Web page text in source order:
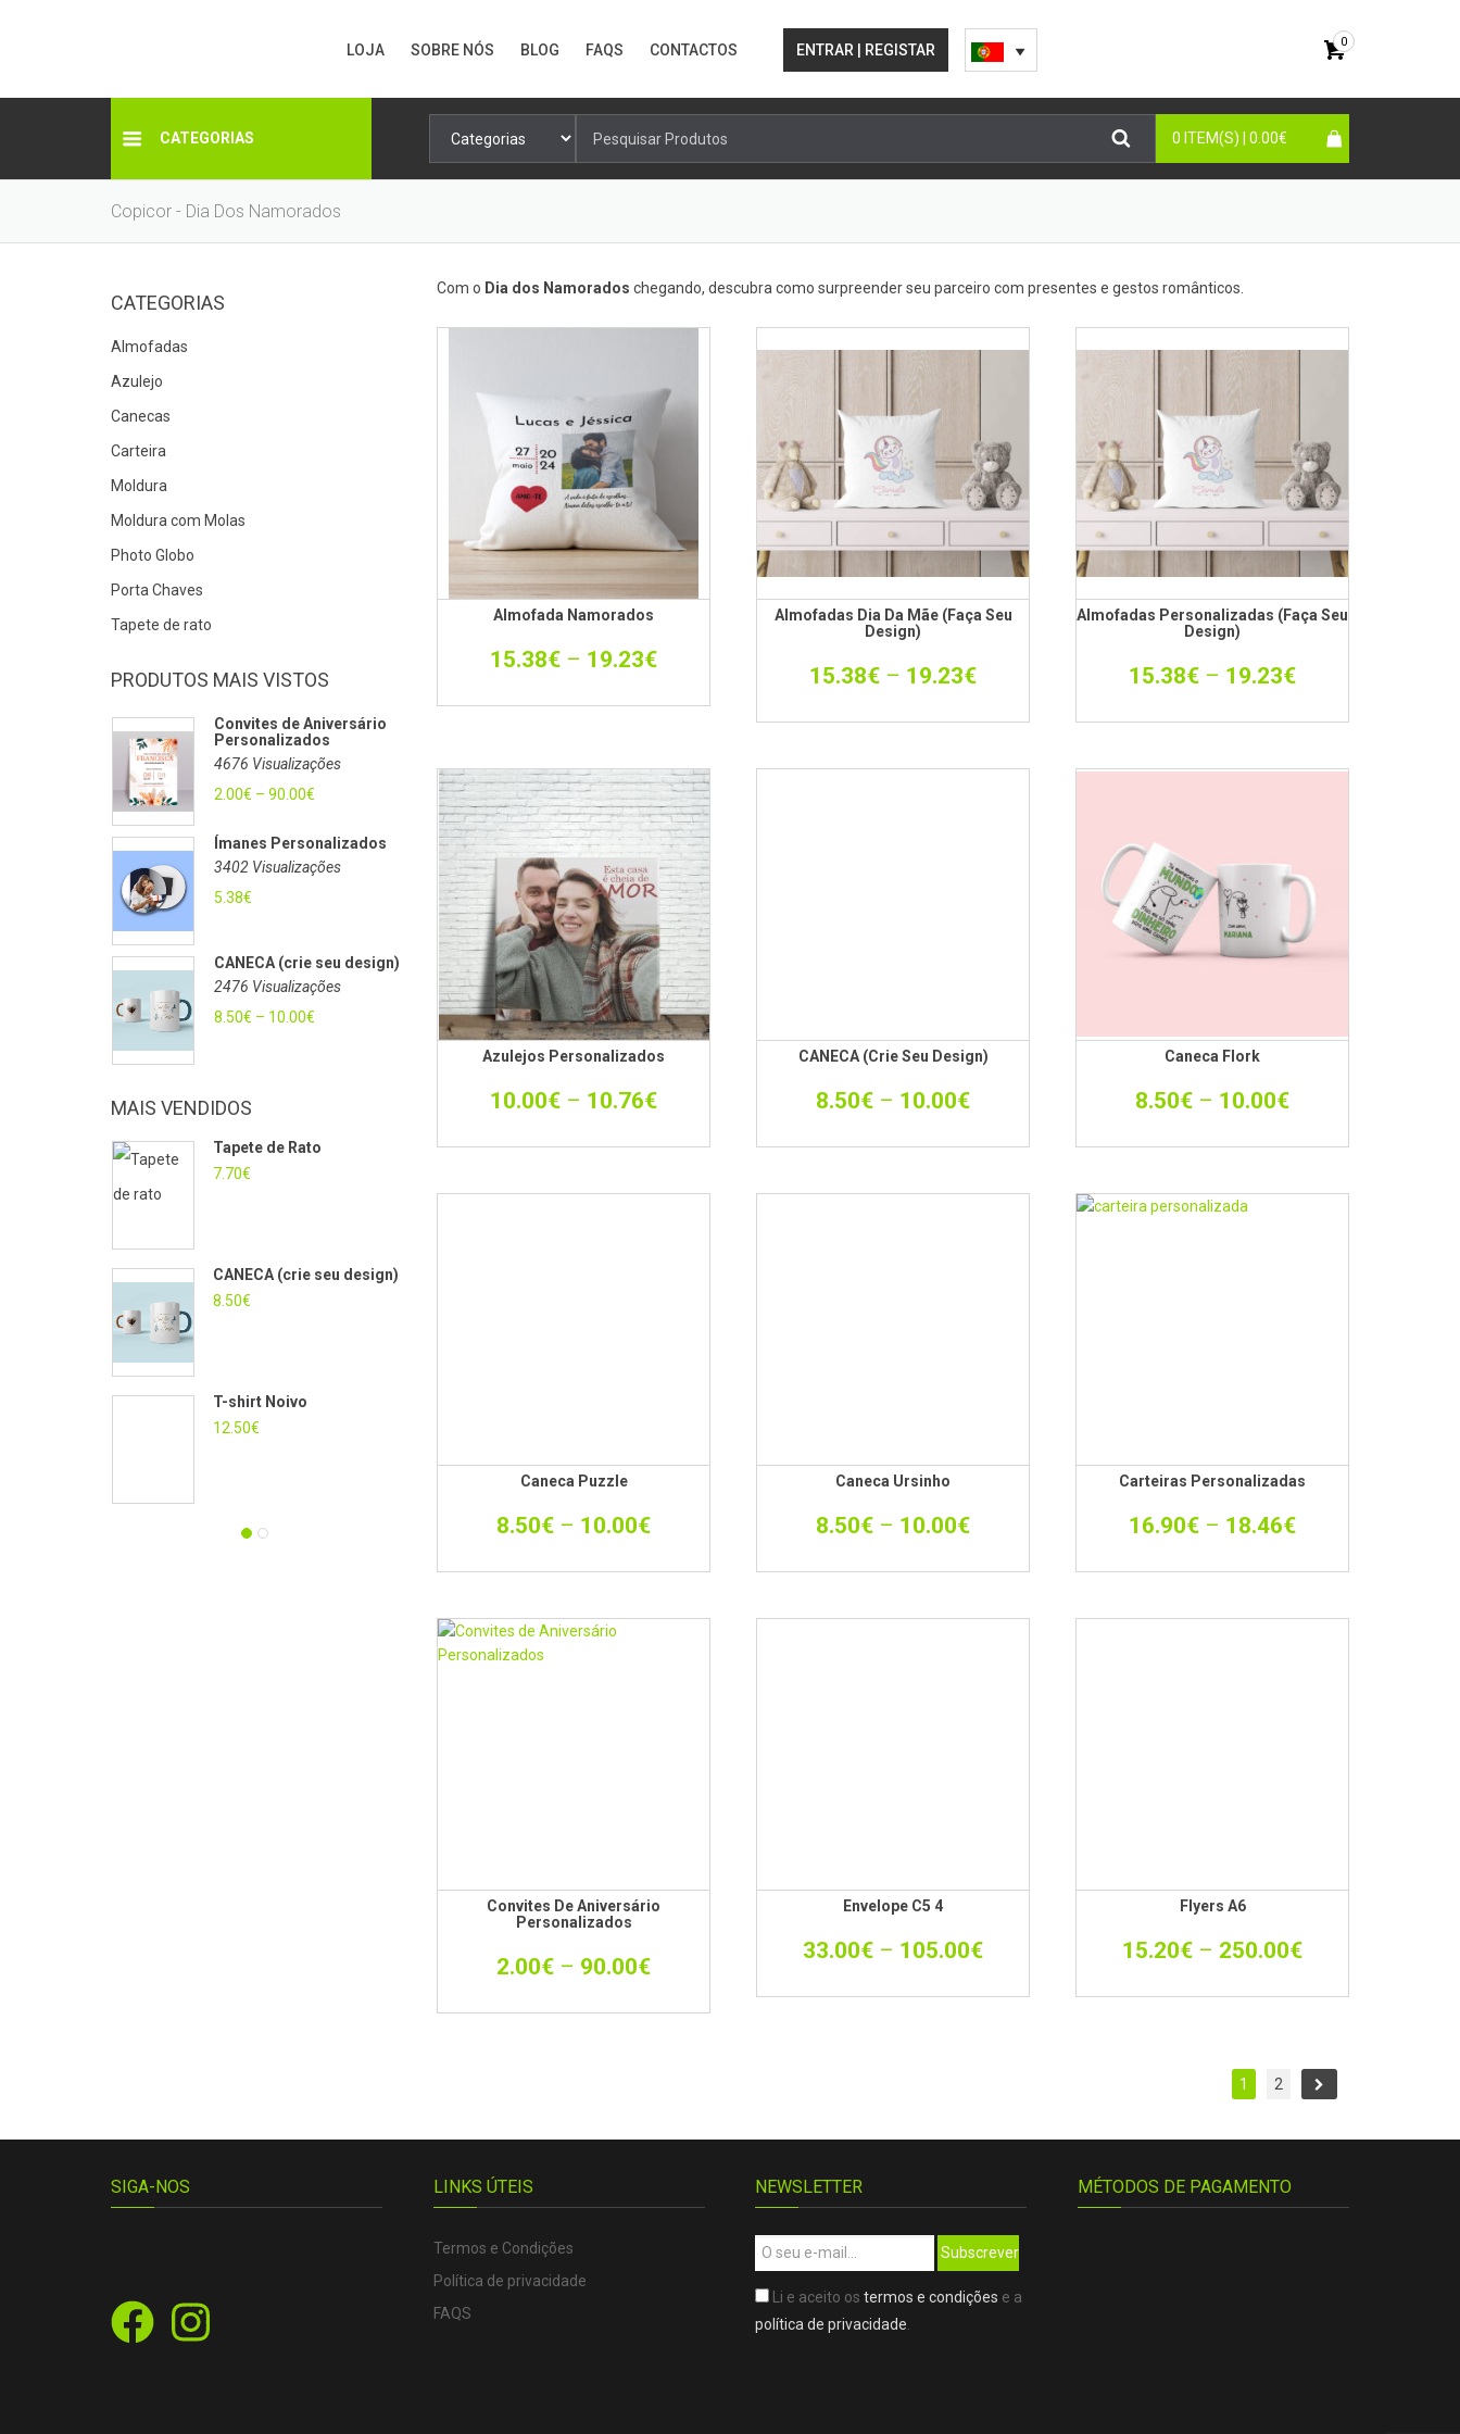
LOJA SOBRE NÓS BLOG FAQS CONTACTOS ENTRAR | REGISTAR 0
CATEGORIAS
por:
0 ITEM(S) |0.00€
Copicor - Dia Dos Namorados
Com o Dia dos Namorados chegando, descubra como surpreender seu parceiro com presentes e gestos românticos.
Almofada Namorados
15.38€ – 19.23€
Almofadas Dia Da Mãe (faça Seu
Design)
15.38€ – 19.23€
Almofadas Personalizadas (faça Seu
Design)
15.38€ – 19.23€
Azulejos Personalizados
10.00€ – 10.76€
CANECA (crie Seu Design)
8.50€ – 10.00€
Caneca Flork
8.50€ – 10.00€
Caneca Puzzle
8.50€ – 10.00€
Caneca Ursinho
8.50€ – 10.00€
Carteiras Personalizadas
16.90€ – 18.46€
Convites De Aniversário
Personalizados
2.00€ – 90.00€
Envelope C5 4
33.00€ – 105.00€
Flyers A6
15.20€ – 250.00€
1 2
CATEGORIAS
Almofadas
Azulejo
Canecas
Carteira
Moldura
Moldura com Molas
Photo Globo
Porta Chaves
Tapete de rato
PRODUTOS MAIS VISTOS
Convites de Aniversário
Personalizados
4676 Visualizações
2.00€ – 90.00€
Ímanes Personalizados
3402 Visualizações
5.38€
CANECA (crie seu design)
2476 Visualizações
8.50€ – 10.00€
MAIS VENDIDOS
Tapete de Rato
7.70€
CANECA (crie seu design)
8.50€
T-shirt Noivo
12.50€
T-shirt Amigas da Noiva
SIGA-NOS LINKS ÚTEIS
Termos e Condições
Política de privacidade
FAQS
NEWSLETTER
Subscrever
Li e aceito ostermos e condições e a
política de privacidade
MÉTODOS DE PAGAMENTO